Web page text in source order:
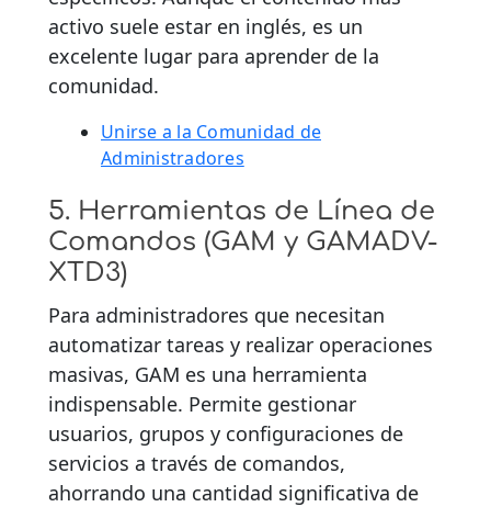
activo suele estar en inglés, es un
excelente lugar para aprender de la
comunidad.
Unirse a la Comunidad de
Administradores
5. Herramientas de Línea de
Comandos (GAM y GAMADV-
XTD3)
Para administradores que necesitan
automatizar tareas y realizar operaciones
masivas, GAM es una herramienta
indispensable. Permite gestionar
usuarios, grupos y configuraciones de
servicios a través de comandos,
ahorrando una cantidad significativa de